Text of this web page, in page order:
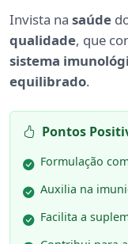
Invista na saúde
qualidade, que
sistema
equilibrado.
Pontos
Formulação
Auxilia na
Facilita a